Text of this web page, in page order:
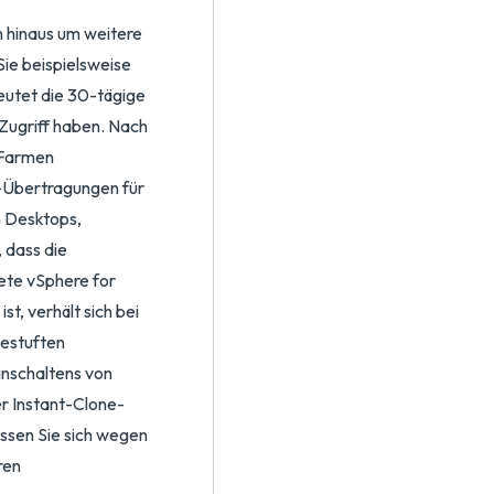
um weitere
beispielsweise
die 30-tägige
haben. Nach
für
Desktops,
die
vSphere for
verhält sich bei
von
Instant-Clone-
Sie sich wegen